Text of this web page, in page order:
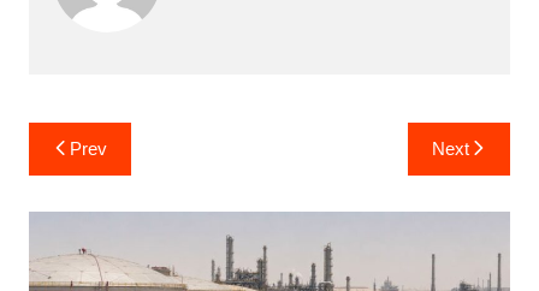
Bejegyzés
navigáció
Prev Next